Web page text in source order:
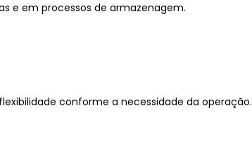
e em processos de armazenagem.
conforme a necessidade da operação.